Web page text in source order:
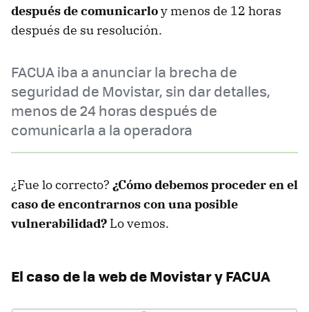
después de comunicarloy menos de 12 horas
después de su resolución.
FACUA iba a anunciar la brecha de
seguridad de Movistar, sin dar detalles,
menos de 24 horas después de
comunicarla a la operadora
¿Fue lo correcto? ¿Cómo debemos proceder en el
caso de encontrarnos con una posible
vulnerabilidad? Lo vemos.
El caso de la web de Movistar y FACUA